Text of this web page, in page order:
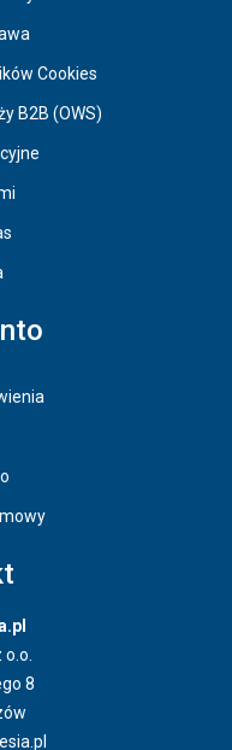
Cookies
B2B (OWS)
o.o.
8